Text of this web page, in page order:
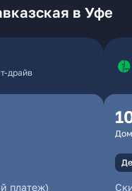
в Уфе
драйв
платеж)